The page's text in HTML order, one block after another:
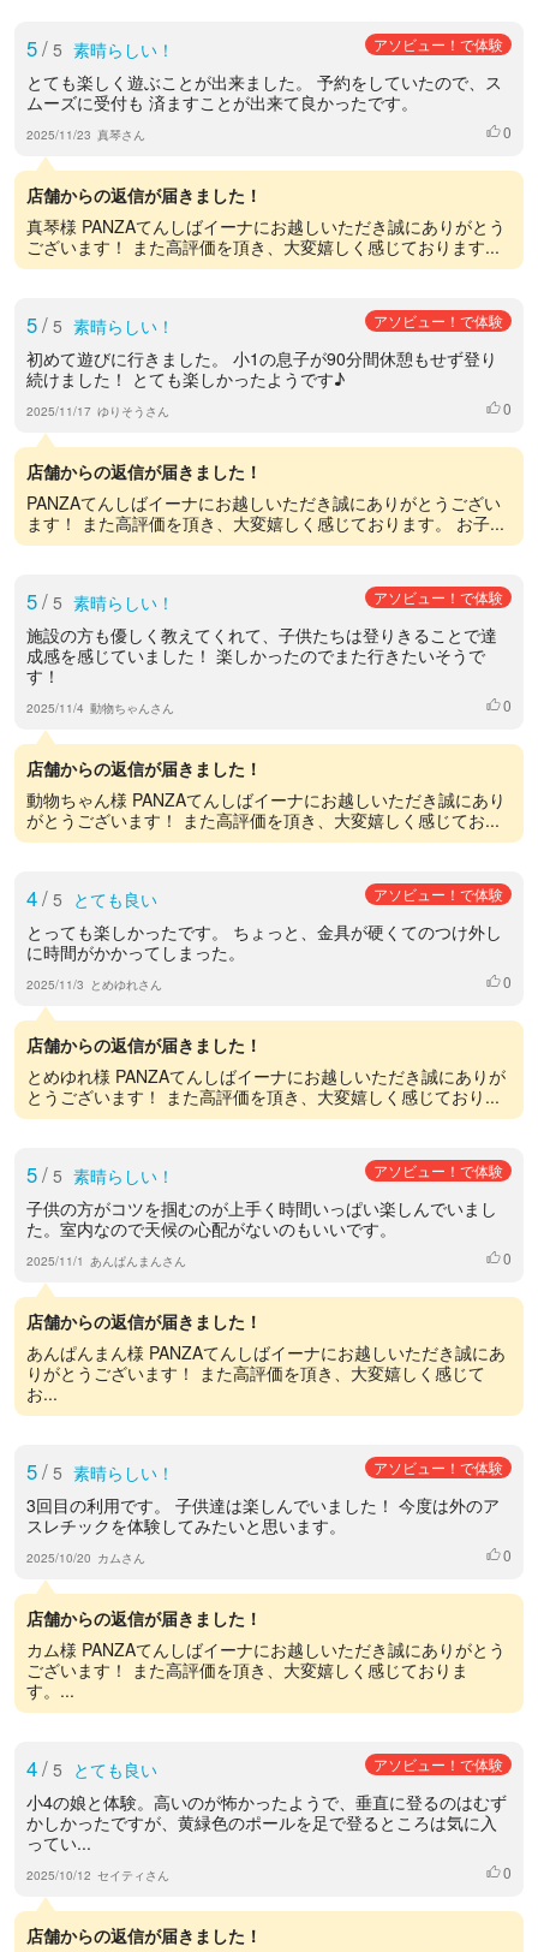
5/ 5 素晴らしい！ アソビュー！で体験
とても楽しく遊ぶことが出来ました。 予約をしていたので、ス
ムーズに受付も 済ますことが出来て良かったです。
2025/11/23 真琴さん いいね
0
店舗からの返信が届きました！
真琴様 PANZAてんしばイーナにお越しいただき誠にありがとう
ございます！ また高評価を頂き、大変嬉しく感じております...
5/ 5 素晴らしい！ アソビュー！で体験
初めて遊びに行きました。 小1の息子が90分間休憩もせず登り
続けました！ とても楽しかったようです♪
2025/11/17 ゆりそうさん いいね
0
店舗からの返信が届きました！
PANZAてんしばイーナにお越しいただき誠にありがとうござい
ます！ また高評価を頂き、大変嬉しく感じております。 お子...
5/ 5 素晴らしい！ アソビュー！で体験
施設の方も優しく教えてくれて、子供たちは登りきることで達
成感を感じていました！ 楽しかったのでまた行きたいそうで
す！
2025/11/4 動物ちゃんさん いいね
0
店舗からの返信が届きました！
動物ちゃん様 PANZAてんしばイーナにお越しいただき誠にあり
がとうございます！ また高評価を頂き、大変嬉しく感じてお...
4/ 5 とても良い アソビュー！で体験
とっても楽しかったです。 ちょっと、金具が硬くてのつけ外し
に時間がかかってしまった。
2025/11/3 とめゆれさん いいね
0
店舗からの返信が届きました！
とめゆれ様 PANZAてんしばイーナにお越しいただき誠にありが
とうございます！ また高評価を頂き、大変嬉しく感じており...
5/ 5 素晴らしい！ アソビュー！で体験
子供の方がコツを掴むのが上手く時間いっぱい楽しんでいまし
た。室内なので天候の心配がないのもいいです。
2025/11/1 あんぱんまんさん いいね
0
店舗からの返信が届きました！
あんぱんまん様 PANZAてんしばイーナにお越しいただき誠にあ
りがとうございます！ また高評価を頂き、大変嬉しく感じて
お...
5/ 5 素晴らしい！ アソビュー！で体験
3回目の利用です。 子供達は楽しんでいました！ 今度は外のア
スレチックを体験してみたいと思います。
2025/10/20 カムさん いいね
0
店舗からの返信が届きました！
カム様 PANZAてんしばイーナにお越しいただき誠にありがとう
ございます！ また高評価を頂き、大変嬉しく感じておりま
す。...
4/ 5 とても良い アソビュー！で体験
小4の娘と体験。高いのが怖かったようで、垂直に登るのはむず
かしかったですが、黄緑色のポールを足で登るところは気に入
ってい...
2025/10/12 セイティさん いいね
0
店舗からの返信が届きました！